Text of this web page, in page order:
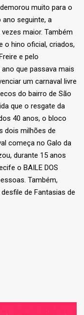
muito para o
seguinte, a
maior. Também
o hino oficial, criados,
e pelo
que passava mais
um carnaval livre
do bairro de São
que o resgate da
40 anos, o bloco
dois milhões de
começa no Galo da
durante 15 anos
o BAILE DOS
Também,
de Fantasias de